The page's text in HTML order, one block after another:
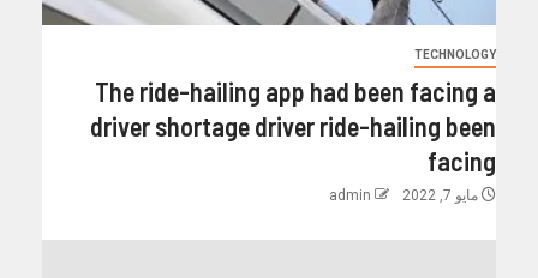
TECHNOLOGY
The ride-hailing app had been facing a
driver shortage driver ride-hailing been
facing
مايو 7, 2022 admin